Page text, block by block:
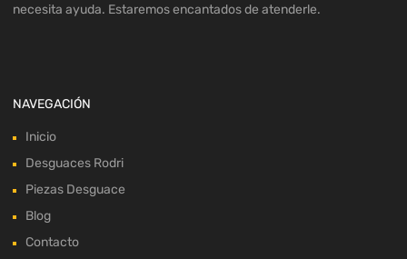
necesita ayuda. Estaremos encantados de atenderle.
NAVEGACIÓN
Inicio
Desguaces Rodri
Piezas Desguace
Blog
Contacto